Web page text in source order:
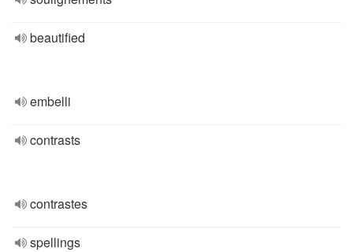
beautified
embelli
contrasts
contrastes
spellings